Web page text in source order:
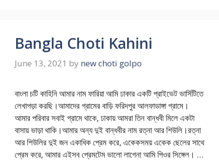
Bangla Choti Kahini
June 13, 2021 by new choti golpo
বাংলা চটি কাহিনি আমার নাম ফারিয়া আমি ঢাকার একটি প্রাইভেট ভার্সিটিতে
লেখাপড়া করছি।আমাদের গ্রামের বাড়ি ফরিদপুর আলফাডাঙ্গা গ্রামে।
আমার পরিবার সবাই গ্রামে থাকে, ঢাকায় আমরা তিন বান্ধবী মিলে একটা
বাসায় ভাড়া থাকি।আমার অন্য দুই বান্ধবীর নাম রত্না আর শিউলি।রত্না
আর শিউলির দুই জন একাধিক প্রেম করে, একেকসময় একেক ছেলের সাথে
প্রেম করে, আমার এইসব প্রেমটেম ভালো লাগেনা আমি পিওর সিঙ্গেল। …